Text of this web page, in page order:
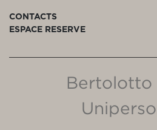
CONTACTS
ESPACE RESERVE
Bertolotto